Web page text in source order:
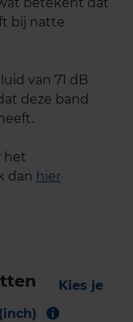
bij natte
van 71 dB
deze band
het
dan hier
Kies je